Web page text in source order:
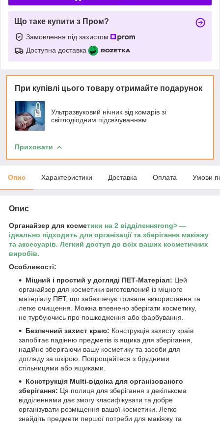
Що таке купити з Пром?
Замовлення під захистом
Доступна доставка
При купівлі цього товару отримайте подарунок
Ультразвуковий нічник від комарів зі
світлодіодним підсвічуванням
Приховати
Опис Характеристики Доставка Оплата Умови
Опис
Органайзер для косметики на 2 відділенняrong> —
ідеально підходить для організації та зберігання макіяжу
та аксесуарів. Легкий доступ до всіх ваших косметичних
виробів.
Особливості:
Міцний і простий у догляді ПЕТ-Матеріал: Цей
органайзер для косметики виготовлений із міцного
матеріалу ПЕТ, що забезпечує тривале використання та
легке очищення. Можна впевнено зберігати косметику,
не турбуючись про пошкодження або фарбування.
Безпечний захист краю: Конструкція захисту країв
запобігає падінню предметів із ящика для зберігання,
надійно зберігаючи вашу косметику та засоби для
догляду за шкірою. Попрощайтеся з брудними
стільницями або ящиками.
Конструкція Multi-відсіка для організованого
зберігання: Ця полиця для зберігання з декількома
відділеннями дає змогу класифікувати та добре
організувати розміщення вашої косметики. Легко
знайдіть предмети першої потреби для макіяжу та